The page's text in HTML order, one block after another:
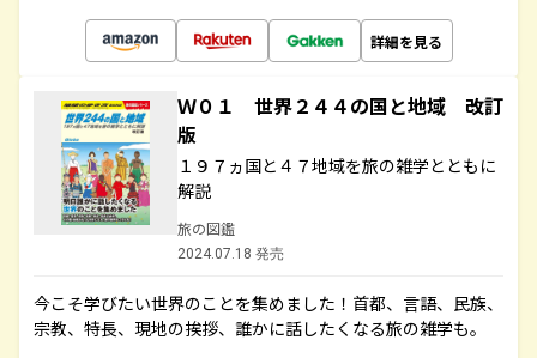
詳細を見る
Ｗ０１ 世界２４４の国と地域 改訂
版
１９７ヵ国と４７地域を旅の雑学とともに
解説
旅の図鑑
2024.07.18 発売
今こそ学びたい世界のことを集めました！首都、言語、民族、
宗教、特長、現地の挨拶、誰かに話したくなる旅の雑学も。